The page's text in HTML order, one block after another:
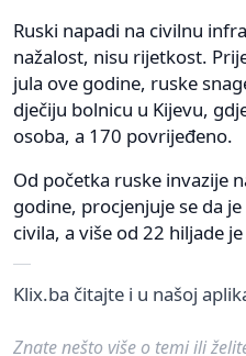
Ruski napadi na civilnu
nažalost, nisu rijetkost.
jula ove godine, ruske
dječiju bolnicu u Kijevu,
osoba, a 170 povrijeđeno.
Od početka ruske invazije
godine, procjenjuje se da
civila, a više od 22 hiljade
Klix.ba čitajte i u našoj
Znate nešto više o temi ili